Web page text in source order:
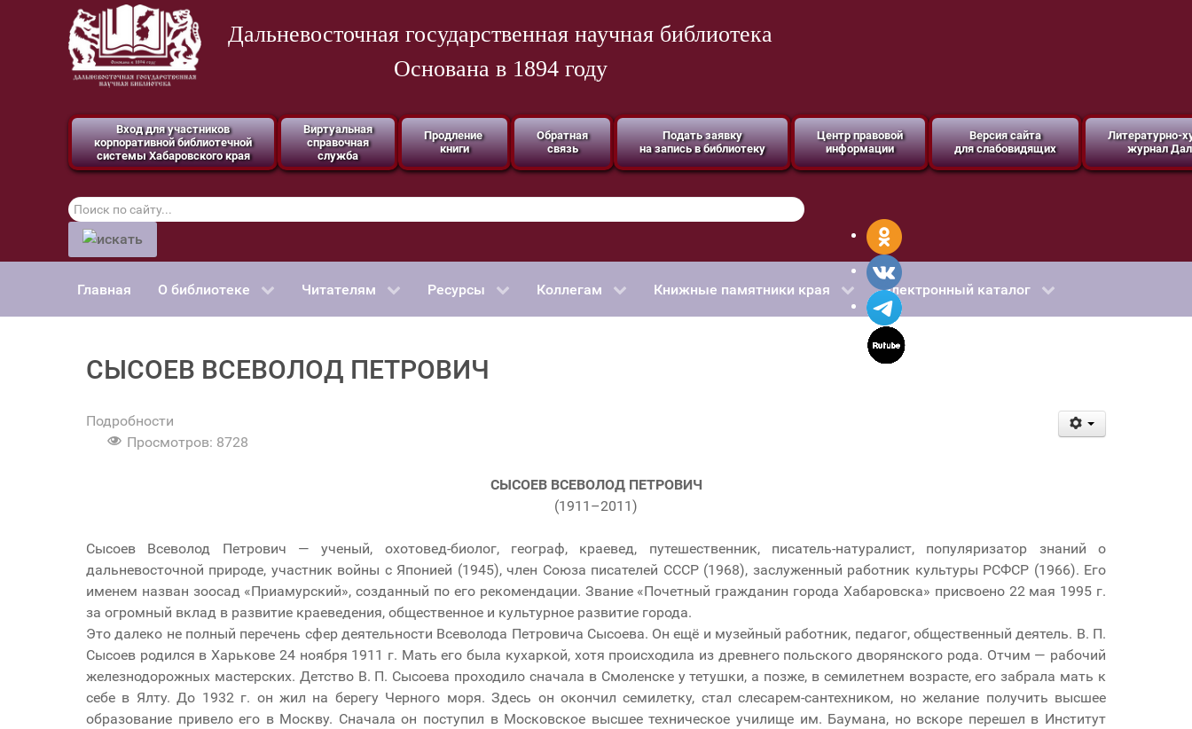
Дальневосточная государственная научная библиотека
Основана в 1894 году
Вход для участников
корпоративной библиотечной
системы Хабаровского края
Виртуальная
справочная
служба
Продление
книги
Обратная
связь
Подать заявку
на запись в библиотеку
Центр правовой
информации
Версия сайта
для слабовидящих
Литературно-
журнал
Поиск
по
сайту
Главная О библиотеке Читателям Ресурсы Коллегам Книжные памятники края Электронный каталог
СЫСОЕВ ВСЕВОЛОД ПЕТРОВИЧ
Подробности
Просмотров: 8728
СЫСОЕВ ВСЕВОЛОД ПЕТРОВИЧ
(1911–2011)
Сысоев Всеволод Петрович — ученый, охотовед-биолог, географ, краевед, путешественник, писатель-натуралист, популяризатор знаний о
дальневосточной природе, участник войны с Японией (1945), член Союза писателей СССР (1968), заслуженный работник культуры РСФСР (1966). Его
именем назван зоосад «Приамурский», созданный по его рекомендации. Звание «Почетный гражданин города Хабаровска» присвоено 22 мая 1995 г.
за огромный вклад в развитие краеведения, общественное и культурное развитие города.
Это далеко не полный перечень сфер деятельности Всеволода Петровича Сысоева. Он ещё и музейный работник, педагог, общественный деятель. В. П.
Сысоев родился в Харькове 24 ноября 1911 г. Мать его была кухаркой, хотя происходила из древнего польского дворянского рода. Отчим — рабочий
железнодорожных мастерских. Детство В. П. Сысоева проходило сначала в Смоленске у тетушки, а позже, в семилетнем возрасте, его забрала мать к
себе в Ялту. До 1932 г. он жил на берегу Черного моря. Здесь он окончил семилетку, стал слесарем-сантехником, но желание получить высшее
образование привело его в Москву. Сначала он поступил в Московское высшее техническое училище им. Баумана, но вскоре перешел в Институт